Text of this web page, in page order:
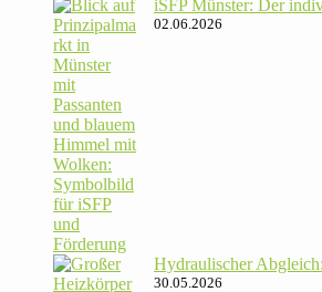
iSFP Münster: Der
02.06.2026
Hydrau­li­scher
30.05.2026